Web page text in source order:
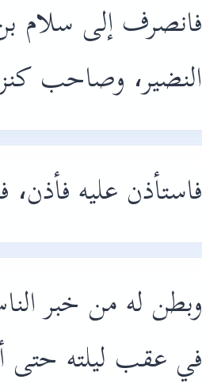
فانصرف إلى سلام
النضير، وصاحب
فاستأذن عليه فأذن،
وبطن له من خبر
في عقب ليلته حتى